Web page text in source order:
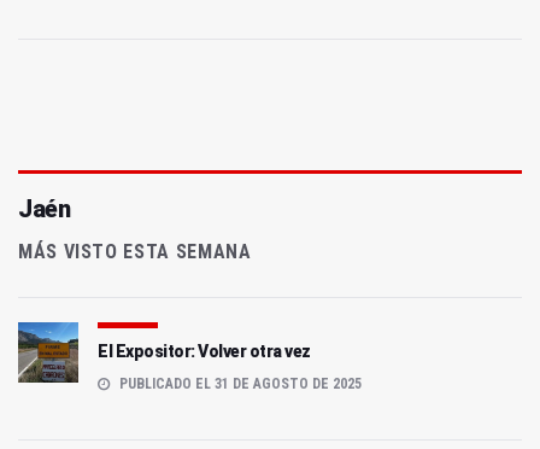
Jaén
MÁS VISTO ESTA SEMANA
El Expositor: Volver otra vez
PUBLICADO EL 31 DE AGOSTO DE 2025